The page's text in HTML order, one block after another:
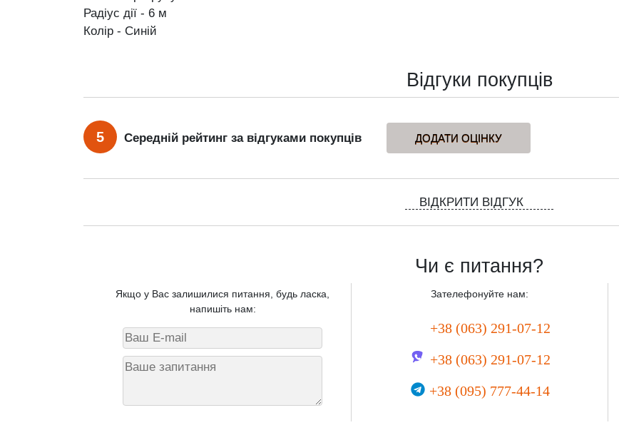
Радіус дії - 6 м
Колір - Синій
Відгуки покупців
5 Середній рейтинг за відгуками покупців
ВІДКРИТИ ВІДГУК
Чи є питання?
Якщо у Вас залишилися питання, будь ласка,
напишіть нам:
Зателефонуйте нам:
+38 (063) 291-07-12
+38 (063) 291-07-12
+38 (095) 777-44-14